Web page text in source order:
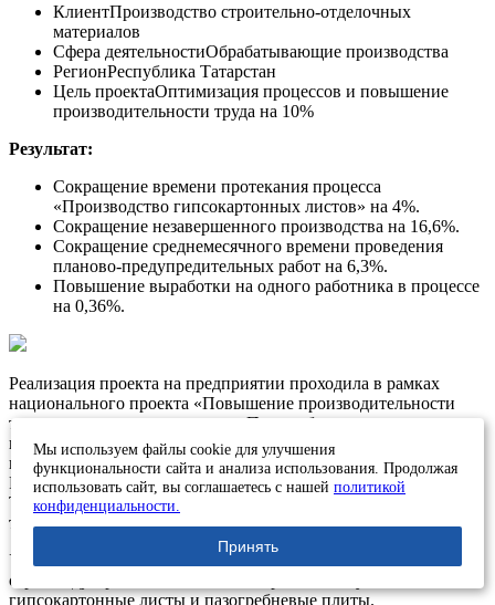
КлиентПроизводство строительно-отделочных
материалов
Сфера деятельностиОбрабатывающие производства
РегионРеспублика Татарстан
Цель проектаОптимизация процессов и повышение
производительности труда на 10%
Результат:
Сокращение времени протекания процесса
«Производство гипсокартонных листов» на 4%.
Сокращение незавершенного производства на 16,6%.
Сокращение среднемесячного времени проведения
планово-предупредительных работ на 6,3%.
Повышение выработки на одного работника в процессе
на 0,36%.
Реализация проекта на предприятии проходила в рамках
национального проекта «Повышение производительности
труда и поддержка занятости». Проект был реализован
командой «Лин Вектор» совместно с рабочей группой
предприятия-участника национальной программы и
Региональным центром компетенций (РЦК) Республики
Татарстан при поддержке Министерства промышленности и
торговли Татарстана.
Участник программы — одно из крупнейших предприятий
стройиндустрии юго-востока Татарстана выпускает
гипсокартонные листы и пазогребневые плиты.
Мы используем файлы cookie для улучшения
функциональности сайта и анализа использования. Продолжая
использовать сайт, вы соглашаетесь с нашей политикой
конфиденциальности.
Принять